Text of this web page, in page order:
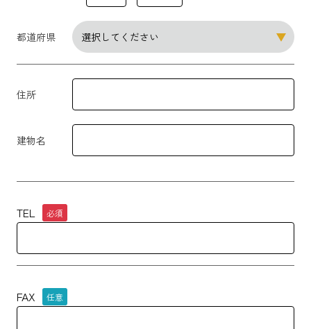
都道府県
住所
建物名
TEL 必須
FAX 任意